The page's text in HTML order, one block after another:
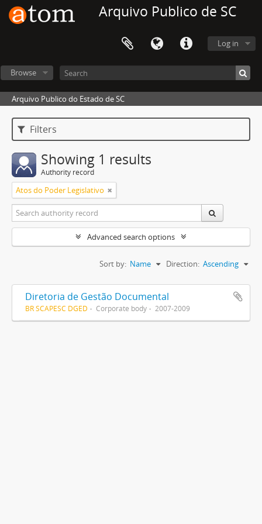
Arquivo Publico de SC
Log in
Browse
Arquivo Publico do Estado de SC
Filters
Showing 1 results
Authority record
Atos do Poder Legislativo
Advanced search options
Sort by: Name Direction: Ascending
Diretoria de Gestão Documental
BR SCAPESC DGED Corporate body 2007-2009